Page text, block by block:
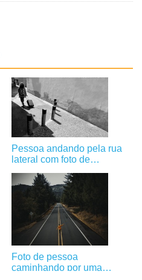
Pessoa andando pela rua
lateral com foto de
Foto de pessoa
caminhando por uma